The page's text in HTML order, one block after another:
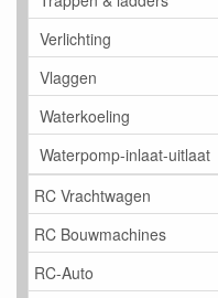
Verlichting
Vlaggen
Waterkoeling
Waterpomp-inlaat-uitlaat
RC Vrachtwagen
RC Bouwmachines
RC-Auto